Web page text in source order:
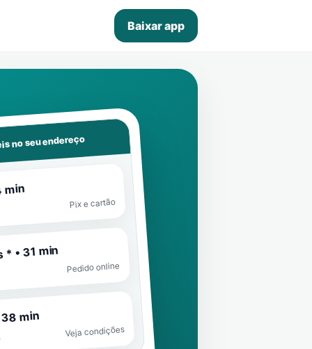
Baixar app
no seu endereço
min
Pix e cartão
• 31 min
Pedido online
min
Veja condições